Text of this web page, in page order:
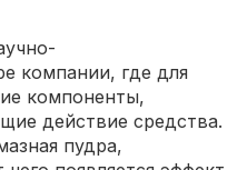
компании, где для
компоненты,
действие средства.
пудра,